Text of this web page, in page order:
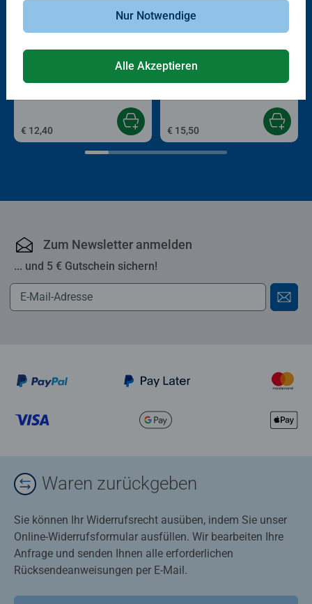
Durchschnittliche Bewertung 5,0 von 5 Sternen.
€ 12,40
Alles über Wasser
Durchschnittliche Bewertung 5,0 von 5
€ 15,50
Zum Newsletter anmelden
... und 5 € Gutschein sichern!
Waren zurückgeben
Sie können Ihr Widerrufsrecht ausüben, indem Sie unser
Online-Widerrufsformular ausfüllen. Wir bearbeiten Ihre
Anfrage und senden Ihnen alle erforderlichen
Rücksendeanweisungen per E-Mail.
Nur Notwendige
Alle Akzeptieren